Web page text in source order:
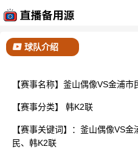
球队介绍
【赛事名称】釜山偶像VS金浦市
【赛事分类】 韩K2联
【赛事关键词】：釜山偶像VS
民、韩K2联